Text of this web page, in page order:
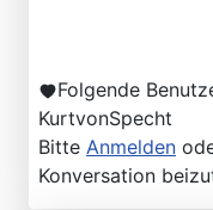
Folgende
KurtvonSpecht
Bitte Anmelden
Konversation